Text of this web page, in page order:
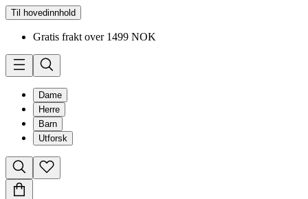
Til hovedinnhold
Gratis frakt over 1499 NOK
Dame
Herre
Barn
Utforsk